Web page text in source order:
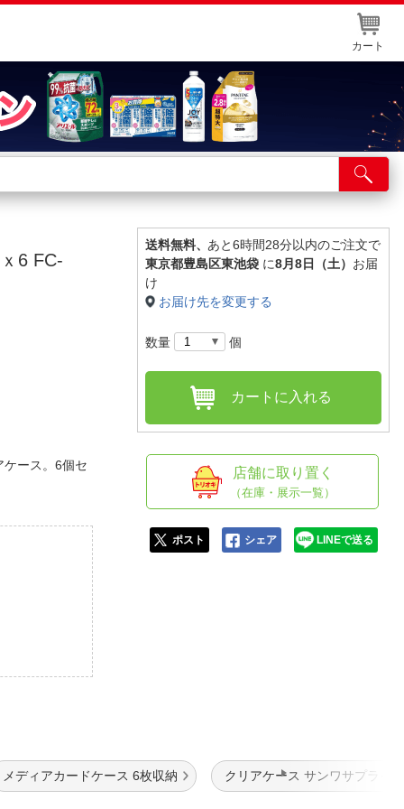
カート
舗サービス
ト取り置き
情報・店舗一覧
6 FC-
ケース。6個セ
送料無料、 あと6時間28分以内のご注文で
東京都豊島区東池袋 に8月8日（土） お届
け
お届け先を変更する
数量 個
カートに入れる
店舗に取り置く
（在庫・展示一覧）
ポスト シェア LINEで送る
メディアカードケース 6枚収納 クリアケース サンワサプライ